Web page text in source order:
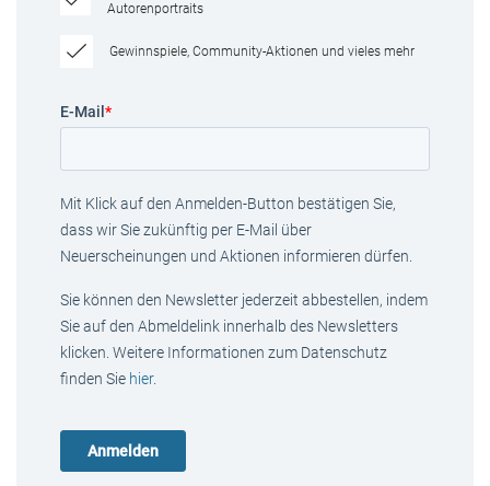
Autorenportraits
Gewinnspiele, Community-Aktionen und vieles mehr
E-Mail *
Mit Klick auf den Anmelden-Button bestätigen Sie,
dass wir Sie zukünftig per E-Mail über
Neuerscheinungen und Aktionen informieren dürfen.
Sie können den Newsletter jederzeit abbestellen, indem
Sie auf den Abmeldelink innerhalb des Newsletters
klicken. Weitere Informationen zum Datenschutz
finden Sie hier.